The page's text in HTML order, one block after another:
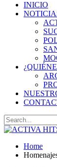
INICIO
Home